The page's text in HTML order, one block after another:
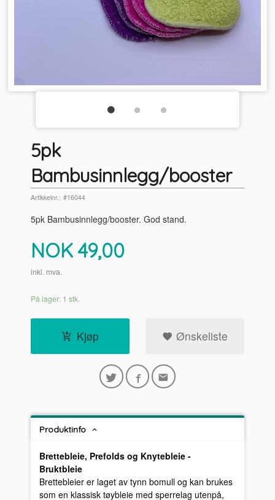
5pk
Bambusinnlegg/booster
Artikkelnr.: #16044
5pk Bambusinnlegg/booster. God stand.
Pris
NOK49,00
inkl. mva.
På lager: 1 stk.
Kjøp Ønskeliste
Produktinfo
Brettebleie, Prefolds og Knytebleie -
Bruktbleie
Brettebleier er laget av tynn bomull og kan brukes
som en klassisk tøybleie med sperrelag utenpå,